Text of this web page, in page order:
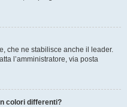
che ne stabilisce anche il leader.
l’amministratore, via posta
colori differenti?